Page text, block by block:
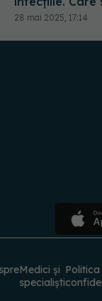
28 mai 2025, 17:14
Medici și
specialiști
Politica